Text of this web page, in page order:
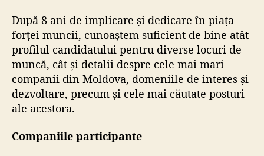
După 8 ani de implicare și dedicare în piața
forței muncii, cunoaștem suficient de bine atât
profilul candidatului pentru diverse locuri de
muncă, cât și detalii despre cele mai mari
companii din Moldova, domeniile de interes și
dezvoltare, precum și cele mai căutate posturi
ale acestora.
Companiile participante